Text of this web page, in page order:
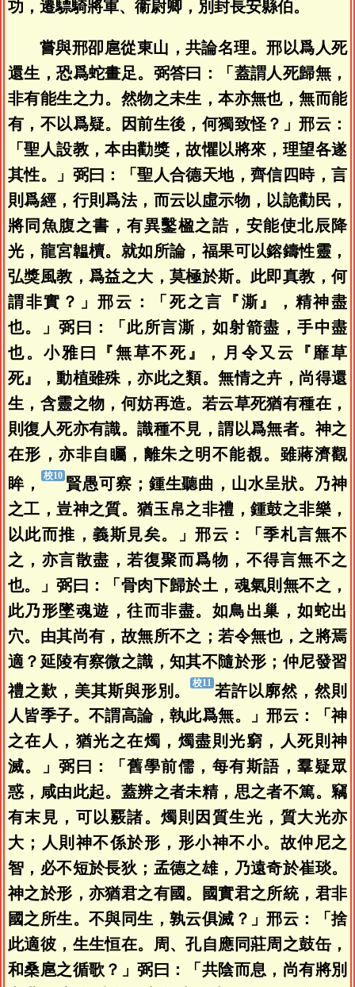
功，遷驃騎將軍、衞尉卿，別封長安縣伯。
嘗與邢卲扈從東山，共論名理。邢以爲人死
還生，恐爲蛇畫足。弼答曰：「蓋謂人死歸無，
非有能生之力。然物之未生，本亦無也，無而能
有，不以爲疑。因前生後，何獨致怪？」邢云：
「聖人設教，本由勸獎，故懼以將來，理望各遂
其性。」弼曰：「聖人合德天地，齊信四時，言
則爲經，行則爲法，而云以虛示物，以詭勸民，
將同魚腹之書，有異鑿楹之誥，安能使北辰降
光，龍宮韞櫝。就如所論，福果可以鎔鑄性靈，
弘獎風教，爲益之大，莫極於斯。此即真教，何
謂非實？」邢云：「死之言『澌』，精神盡
也。」弼曰：「此所言澌，如射箭盡，手中盡
也。小雅曰『無草不死』，月令又云『靡草
死』，動植雖殊，亦此之類。無情之卉，尚得還
生，含靈之物，何妨再造。若云草死猶有種在，
則復人死亦有識。識種不見，謂以爲無者。神之
在形，亦非自矚，離朱之明不能覩。雖蔣濟觀
眸，
賢愚可察；鍾生聽曲，山水呈狀。乃神
之工，豈神之質。猶玉帛之非禮，鍾鼓之非樂，
以此而推，義斯見矣。」邢云：「季札言無不
之，亦言散盡，若復聚而爲物，不得言無不之
也。」弼曰：「骨肉下歸於土，魂氣則無不之，
此乃形墜魂遊，往而非盡。如鳥出巢，如蛇出
穴。由其尚有，故無所不之；若令無也，之將焉
適？延陵有察微之識，知其不隨於形；仲尼發習
禮之歎，美其斯與形別。
若許以廓然，然則
人皆季子。不謂高論，執此爲無。」邢云：「神
之在人，猶光之在燭，燭盡則光窮，人死則神
滅。」弼曰：「舊學前儒，每有斯語，羣疑眾
惑，咸由此起。蓋辨之者未精，思之者不篤。竊
有末見，可以覈諸。燭則因質生光，質大光亦
大；人則神不係於形，形小神不小。故仲尼之
智，必不短於長狄；孟德之雄，乃遠奇於崔琰。
神之於形，亦猶君之有國。國實君之所統，君非
國之所生。不與同生，孰云俱滅？」邢云：「捨
此適彼，生生恒在。周、孔自應同莊周之鼓缶，
和桑扈之循歌？」弼曰：「共陰而息，尚有將別